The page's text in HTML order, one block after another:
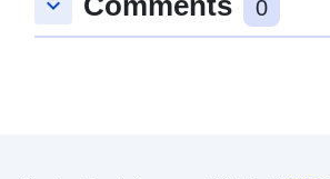
keyboard_arrow_down 0